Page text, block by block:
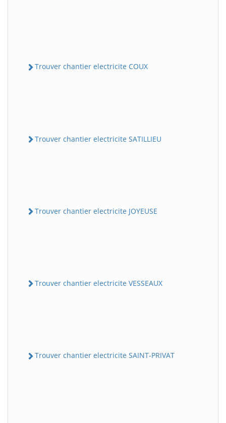
Trouver chantier electricite COUX
Trouver chantier electricite SATILLIEU
Trouver chantier electricite JOYEUSE
Trouver chantier electricite VESSEAUX
Trouver chantier electricite SAINT-PRIVAT